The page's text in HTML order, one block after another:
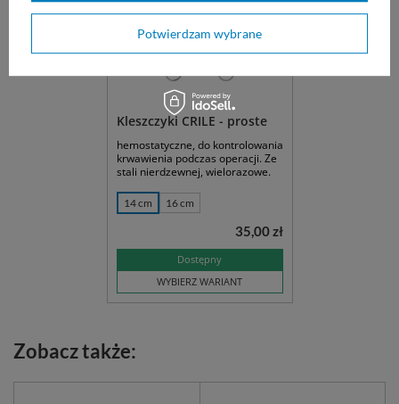
Kleszczyki CRILE - proste
hemostatyczne, do kontrolowania
krwawienia podczas operacji. Ze
stali nierdzewnej, wielorazowe.
14 cm 16 cm
Dostępny
WYBIERZ WARIANT
35,00 zł
Zobacz także:
Potwierdzam wybrane